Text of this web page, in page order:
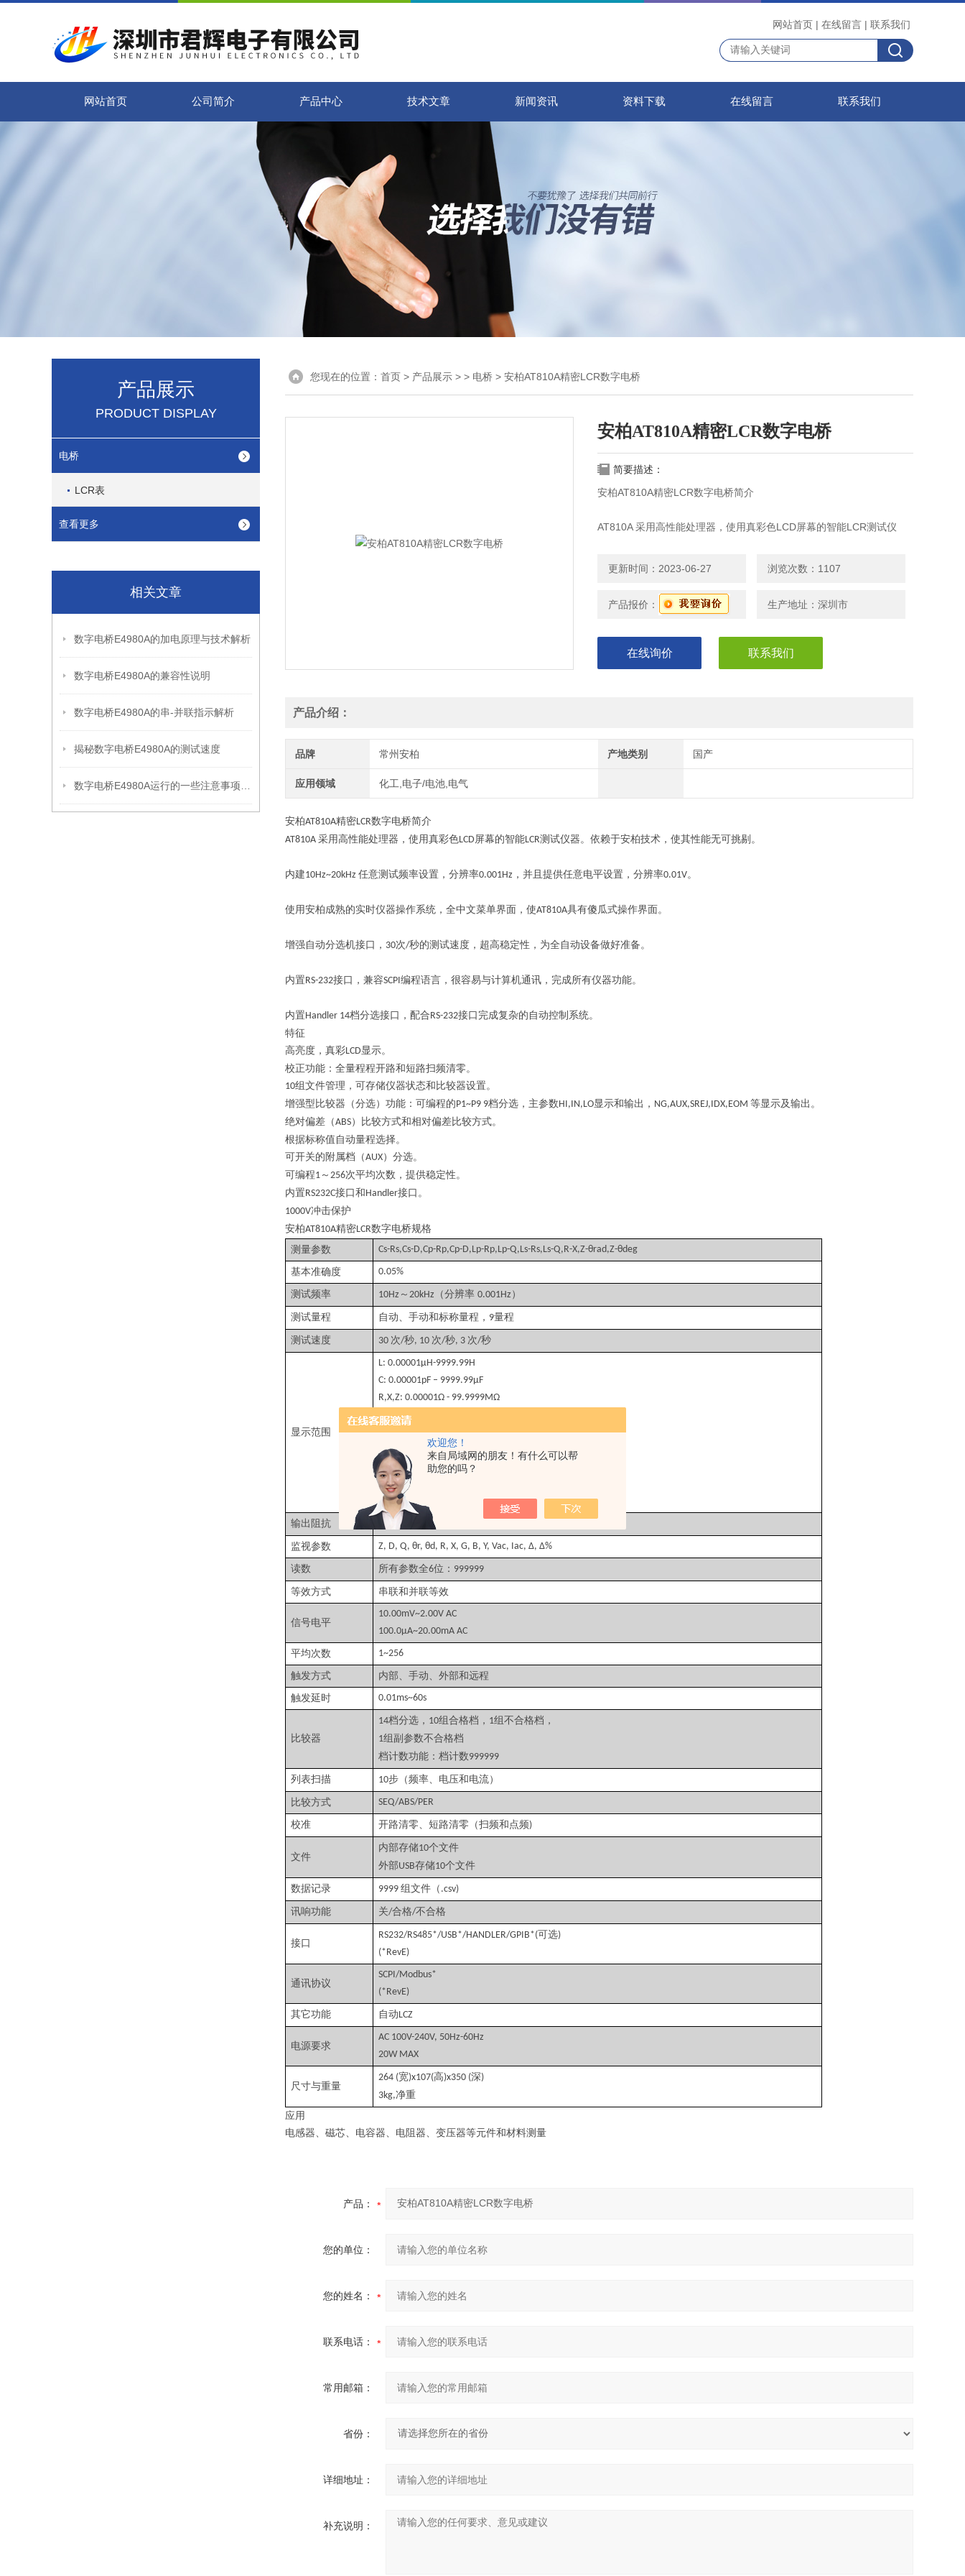
欢迎您！
来自局域网的朋友！有什么可以帮
助您的吗？
网站首页 | 在线留言 | 联系我们
网站首页 公司简介 产品中心 技术文章 新闻资讯 资料下载 在线留言 联系我们
产品展示
PRODUCT DISPLAY
电桥
LCR表
查看更多
相关文章
数字电桥E4980A的加电原理与技术解析
数字电桥E4980A的兼容性说明
数字电桥E4980A的串-并联指示解析
揭秘数字电桥E4980A的测试速度
您现在的位置： 首页 > 产品展示 > > 电桥 > 安柏AT810A精密LCR数字电桥
安柏AT810A精密LCR数字电桥
简要描述：
安柏AT810A精密LCR数字电桥简介
AT810A 采用高性能处理器，使用真彩色LCD屏幕的智能LCR测试仪
电平设置，分辨率0.01V。
更新时间：2023-06-27 浏览次数：1107
产品报价： 生产地址：深圳市
在线询价 联系我们
产品介绍：
品牌 常州安柏 产地类别 国产
应用领域 化工,电子/电池,电气
安柏AT810A精密LCR数字电桥简介
AT810A 采用高性能处理器，使用真彩色LCD屏幕的智能LCR测试仪器。依赖于安柏技术，使其性能无可挑剔。
内建10Hz~20kHz 任意测试频率设置，分辨率0.001Hz ，并且提供任意电平设置，分辨率0.01V。
使用安柏成熟的实时仪器操作系统，全中文菜单界面，使AT810A具有傻瓜式操作界面。
增强自动分选机接口， 30次/秒的测试速度，超高稳定性，为全自动设备做好准备。
内置RS-232接口，兼容SCPI编程语言，很容易与计算机通讯，完成所有仪器功能。
内置Handler 14档分选接口，配合RS-232接口完成复杂的自动控制系统。
特征
高亮度，真彩LCD显示。
校正功能：全量程程开路和短路扫频清零。
10组文件管理，可存储仪器状态和比较器设置。
增强型比较器（分选）功能：可编程的P1~P9 9档分选，主参数HI,IN,LO显示和输出， NG,AUX,SREJ,IDX,EOM 等显示及输出。
绝对偏差（ABS）比较方式和相对偏差比较方式。
根据标称值自动量程选择。
可开关的附属档（AUX）分选。
可编程1 ～ 256次平均次数，提供稳定性。
内置RS232C接口和 Handler接口。
1000V冲击保护
安柏AT810A精密LCR数字电桥规格
测量参数
Cs-Rs,Cs-D,Cp-Rp,Cp-D,Lp-Rp,Lp-Q,Ls-Rs,Ls-Q,R-X,Z-θrad,Z-θdeg
基本准确度 0.05%
测试频率 10Hz ～ 20kHz （分辨率 0.001Hz ）
测试量程 自动、手动和标称量程， 9量程
测试速度 30 次/秒, 10 次/秒, 3 次/秒
显示范围
L: 0.00001μH-9999.99H
C: 0.00001pF – 9999.99μF
R,X,Z: 0.00001Ω - 99.9999MΩ
D, 0.00001 – 9.99999
Q: 0.00001 – 99999.9
Δ%: -999999% - 999999%
θ(deg): -179.999° -179.999°
θ(rad):-3.14159 – 3.14159
DCR: 0.00001Ω ~ 99.9999MΩ
输出阻抗 30Ω ， 和100Ω
监视参数 Z, D, Q, θr, θd, R, X, G, B, Y, Vac, Iac, Δ, Δ%
读数 所有参数全6位： 999999
等效方式 串联和并联等效
信号电平
10.00mV~2.00V AC
100.0μA~20.00mA AC
平均次数 1~256
触发方式 内部、手动、外部和远程
触发延时 0.01ms~60s
比较器
14档分选， 10组合格档， 1组不合格档，
1组副参数不合格档
档计数功能：档计数999999
列表扫描 10步（频率、电压和电流）
比较方式 SEQ/ABS/PER
校准 开路清零、短路清零（扫频和点频)
文件
内部存储10个文件
外部USB存储10个文件
数据记录 9999 组文件（ .csv)
讯响功能 关/合格/不合格
接口
RS232/RS485*/USB*/HANDLER/GPIB*(可选)
(*RevE)
通讯协议
SCPI/Modbus*
(*RevE)
其它功能 自动LCZ
电源要求
AC 100V-240V, 50Hz-60Hz
20W MAX
尺寸与重量
264 (宽)x107(高)x350 (深)
3kg,净重
应用
电感器、磁芯、电容器、电阻器、变压器等元件和材料测量
产品：
您的单位：
您的姓名：
联系电话：
常用邮箱：
省份：
详细地址：
补充说明：